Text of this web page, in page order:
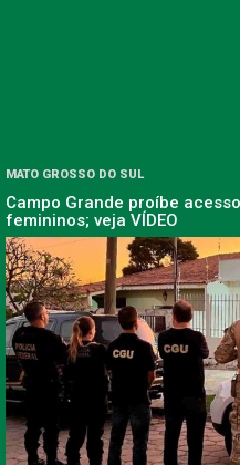
MATO GROSSO DO SUL
Campo Grande proíbe
femininos; veja VÍDEO